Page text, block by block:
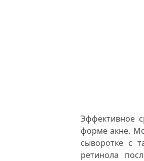
Эффективное
форме акне.
сыворотке с
ретинола